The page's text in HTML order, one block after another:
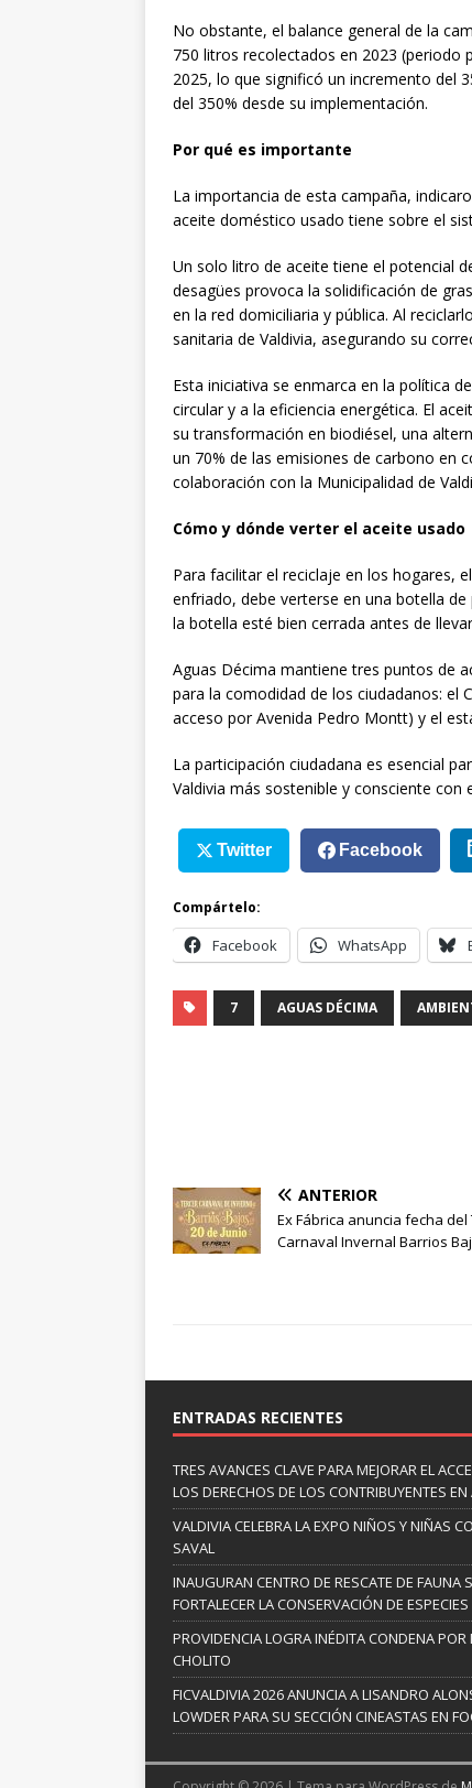
No obstante, el balance general de la
750 litros recolectados en 2023 (periodo
2025, lo que significó un incremento del
del 350% desde su implementación.
Por qué es importante
La importancia de esta campaña,
aceite doméstico usado tiene sobre el
Un solo litro de aceite tiene el potencial
desagües provoca la solidificación de
en la red domiciliaria y pública. Al
sanitaria de Valdivia, asegurando su
Esta iniciativa se enmarca en la política
circular y a la eficiencia energética. El
su transformación en biodiésel, una
un 70% de las emisiones de carbono en
colaboración con la Municipalidad de
Cómo y dónde verter el aceite usado
Para facilitar el reciclaje en los hogares,
enfriado, debe verterse en una botella
la botella esté bien cerrada antes de
Aguas Décima mantiene tres puntos de
para la comodidad de los ciudadanos: el
acceso por Avenida Pedro Montt) y el
La participación ciudadana es esencial
Valdivia más sostenible y consciente
Twitter Facebook
Compártelo:
Facebook WhatsApp
7 AGUAS DÉCIMA
ANTERIOR
Ex Fábrica anuncia fecha del
Carnaval Invernal Barrios
ENTRADAS RECIENTES
TRES AVANCES CLAVE PARA MEJORAR EL
LOS DERECHOS DE LOS CONTRIBUYENTES
VALDIVIA CELEBRA LA EXPO NIÑOS Y NIÑAS
SAVAL
INAUGURAN CENTRO DE RESCATE DE FAUNA
FORTALECER LA CONSERVACIÓN DE
PROVIDENCIA LOGRA INÉDITA CONDENA POR
CHOLITO
FICVALDIVIA 2026 ANUNCIA A LISANDRO
LOWDER PARA SU SECCIÓN CINEASTAS EN